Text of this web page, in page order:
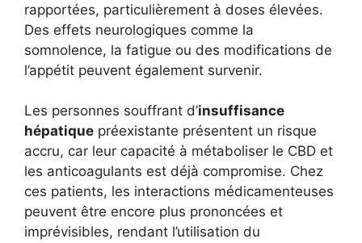
rapportées, particulièrement à doses élevées.
Des effets neurologiques comme la
somnolence, la fatigue ou des modifications de
l’appétit peuvent également survenir.
Les personnes souffrant d’insuffisance
hépatique préexistante présentent un risque
accru, car leur capacité à métaboliser le CBD et
les anticoagulants est déjà compromise. Chez
ces patients, les interactions médicamenteuses
peuvent être encore plus prononcées et
imprévisibles, rendant l’utilisation du